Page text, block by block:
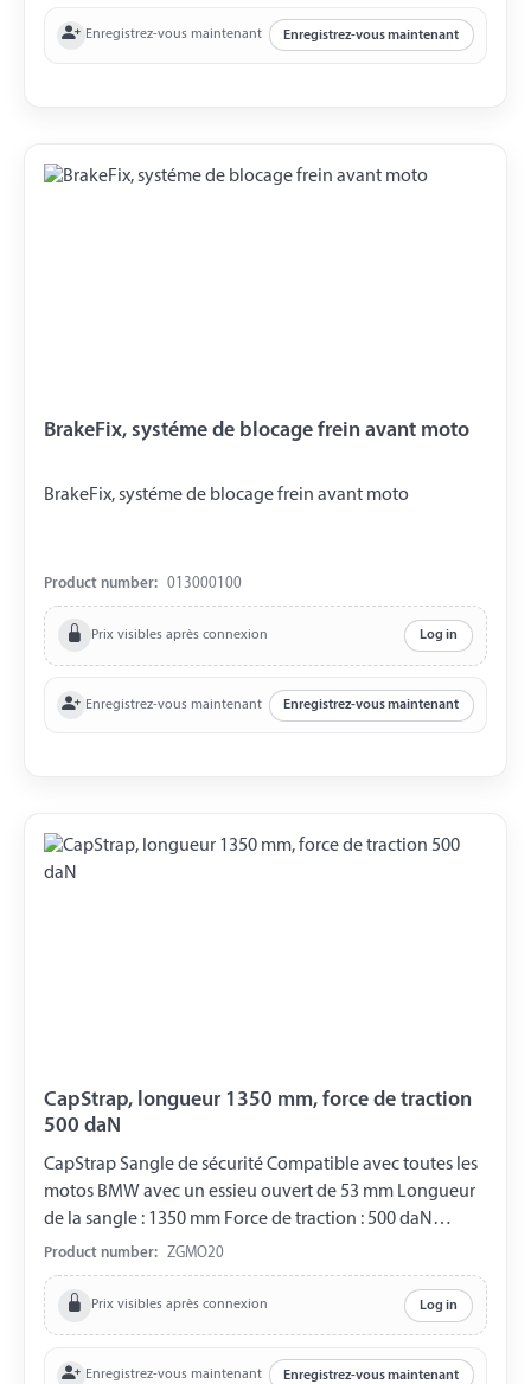
l'extrémité fixe avec couture d'arrêt 1 x Boucle de guidon
avec verrou à pression Couleur de la sangle : orange.
Enregistrez-vous maintenant Enregistrez-vous maintenant
BrakeFix, systéme de blocage frein avant moto
BrakeFix, systéme de blocage frein avant moto
Product number: 013000100
Prix visibles après connexion Log in
Enregistrez-vous maintenant Enregistrez-vous maintenant
CapStrap, longueur 1350 mm, force de traction
500 daN
CapStrap Sangle de sécurité Compatible avec toutes les
motos BMW avec un essieu ouvert de 53 mm Longueur
de la sangle : 1350 mm Force de traction : 500 daN
Matériau : ABS (Copolymères d'acrylonitrile-butadiene-
styrene) Deux ratchets à pression avec crochets pointus.
Product number: ZGMO20
Prix visibles après connexion Log in
Enregistrez-vous maintenant Enregistrez-vous maintenant